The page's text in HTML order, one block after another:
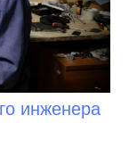
инженера